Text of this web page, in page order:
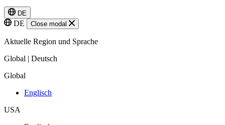
DE
DE Close modal
Aktuelle Region und Sprache
Global | Deutsch
Global
Englisch
USA